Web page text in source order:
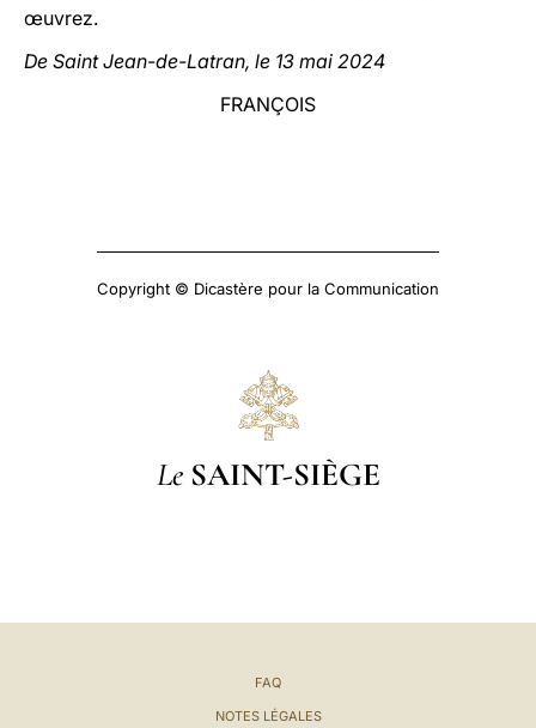
œuvrez.
De Saint Jean-de-Latran, le 13 mai 2024
FRANÇOIS
Copyright © Dicastère pour la Communication
Le SAINT-SIÈGE
FAQ
NOTES LÉGALES